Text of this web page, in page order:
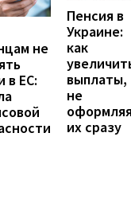
не
в ЕС:
Пенсия в
Украине:
как
выплаты,
не
их сразу